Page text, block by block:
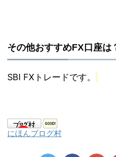
その他おすすめFX口座は
SBI FXトレードです。
にほんブログ村